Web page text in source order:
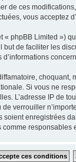
de ces
vous acceptez
phpBB Limited »)
de faciliter les
Si vous ne
L’adresse IP de
verrouiller
enregistrées